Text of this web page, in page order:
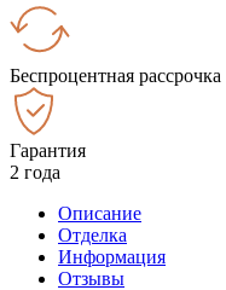
Беспроцентная рассрочка
Гарантия
2 года
Описание
Отделка
Информация
Отзывы